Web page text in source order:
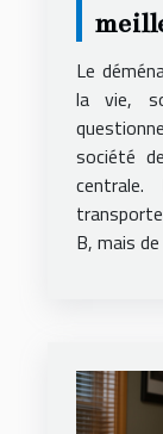
Le
la vie,
société
B, mais